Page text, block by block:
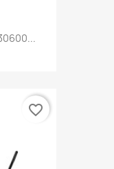
favorite_border